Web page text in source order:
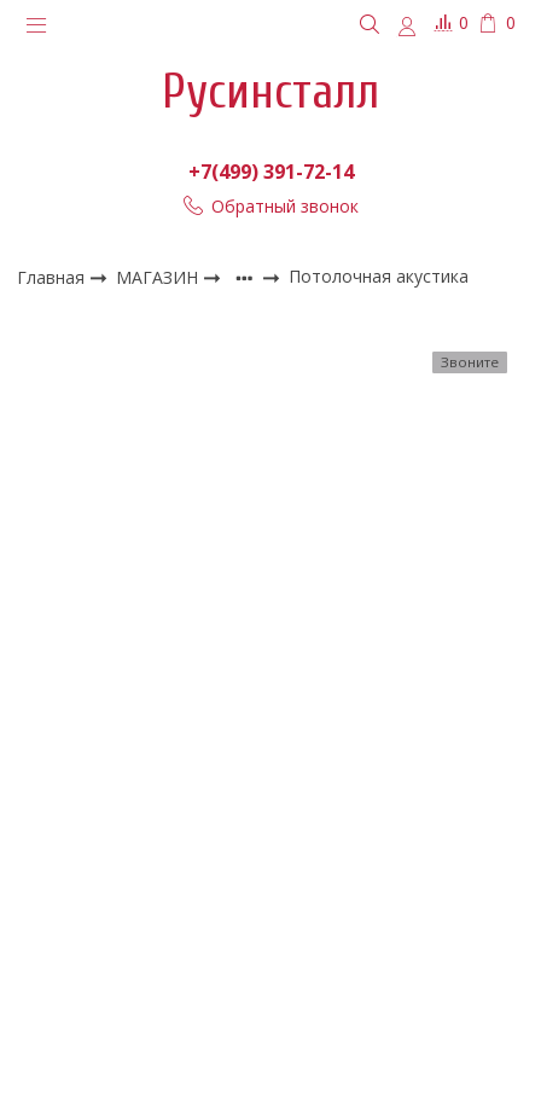
0 0
Русинсталл
+7(499) 391-72-14
Обратный звонок
Главная МАГАЗИН Потолочная акустика
Звоните